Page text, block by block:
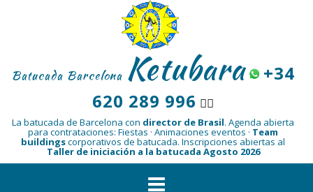
Batucada Barcelona Ketubara
+34
620 289 996 👆🏾
La batucada de Barcelona con director de Brasil. Agenda abierta
para contrataciones: Fiestas · Animaciones eventos · Team
buildingscorporativos de batucada. Inscripciones abiertas al
Taller de iniciación a la batucada Agosto 2026